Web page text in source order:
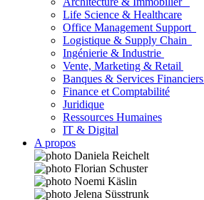
Life Science & Healthcare
Office Management Support
Logistique & Supply Chain
Ingénierie & Industrie
Vente, Marketing & Retail
Banques & Services Financiers
Finance et Comptabilité
Juridique
Ressources Humaines
IT & Digital
A propos